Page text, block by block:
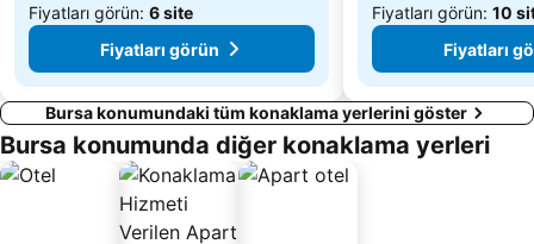
Fiyatları görün: 6 site
Fiyatları görün
Fiyatları görün: 10
Fiyatları
Bursa konumundaki tüm konaklama yerlerini göster
Bursa konumunda diğer konaklama yerleri